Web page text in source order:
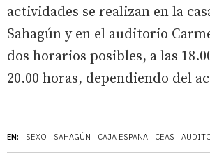
EN: SEXO SAHAGÚN CAJA ESPAÑA CEAS
actividades se realizan en la
Sahagún y en el auditorio
dos horarios posibles, a las
20.00 horas, dependiendo del